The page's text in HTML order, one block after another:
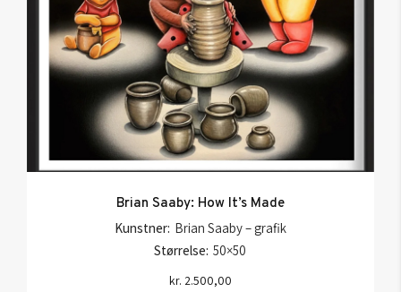
Brian Saaby: How It’s Made
Kunstner: Brian Saaby – grafik
Størrelse: 50×50
kr. 2.500,00